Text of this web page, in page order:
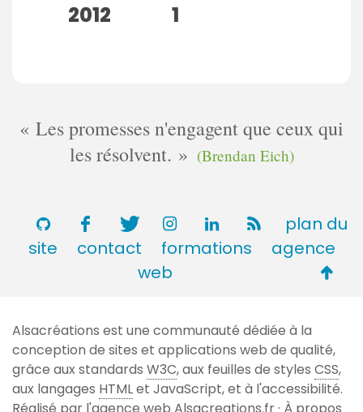
2012 1
Les promesses n'engagent que ceux qui
les résolvent.
(Brendan Eich)
plan du
site
contact formations
agence
web
de
page
Alsacréations est une communauté dédiée à la
conception de sites et applications web de qualité,
grâce aux standards W3C, aux feuilles de styles CSS,
aux langages HTMLet JavaScript, et à l'accessibilité.